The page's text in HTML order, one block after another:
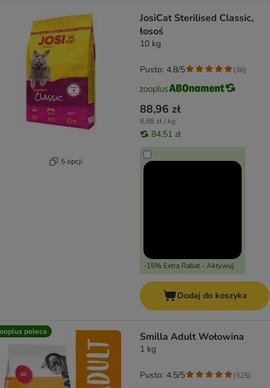
5 opcji
JosiCat Sterilised Classic,
łosoś
10 kg
88,96 zł
8,88 zł / kg
84,51 zł
-15% Extra Rabat - Aktywuj
Pusto: 4.8/5 (36)
Dodaj do koszyka
poleca Smilla Adult Wołowina
1 kg
Pusto: 4.5/5 (325)